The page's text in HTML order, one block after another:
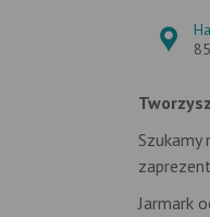
Jarmark